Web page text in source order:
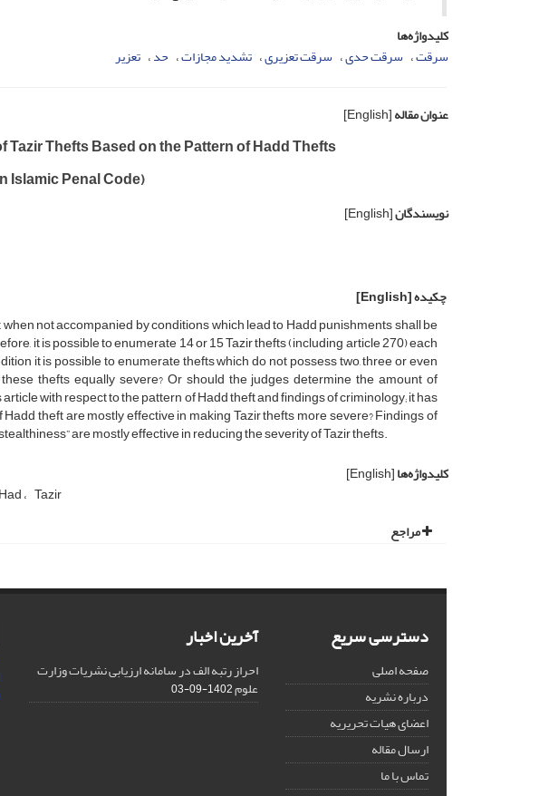
کلیدواژه‌ها
سرقت سرقت حدی سرقت تعزیری تشدید مجازات حد تعزیر
عنوان مقاله[English]
Thefts Based on the Pattern of Hadd Thefts
Islamic Penal Code)
نویسندگان[English]
چکیده[English]
not accompanied by conditions which lead to Hadd punishments shall be
it is possible to enumerate 14 or 15 Tazir thefts (including article 270) each
it is possible to enumerate thefts which do not possess two, three or even
thefts equally severe? Or should the judges determine the amount of
with respect to the pattern of Hadd theft and findings of criminology; it has
theft are mostly effective in making Tazir thefts more severe? Findings of
are mostly effective in reducing the severity of Tazir thefts.
کلیدواژه‌ها[English]
Had Tazir
مراجع
دسترسی سریع
صفحه اصلی
درباره نشریه
اعضای هیات تحریریه
ارسال مقاله
تماس با ما
آخرین اخبار
احراز رتبه الف در سامانه ارزیابی نشریات وزارت
علوم1402-09-03